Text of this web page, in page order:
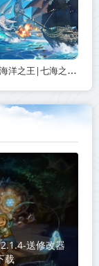
《海上霸主|海洋之王|七海之王 King of Seas》v1.20-免安装中文版丨中文版网盘下载
送修改器
载